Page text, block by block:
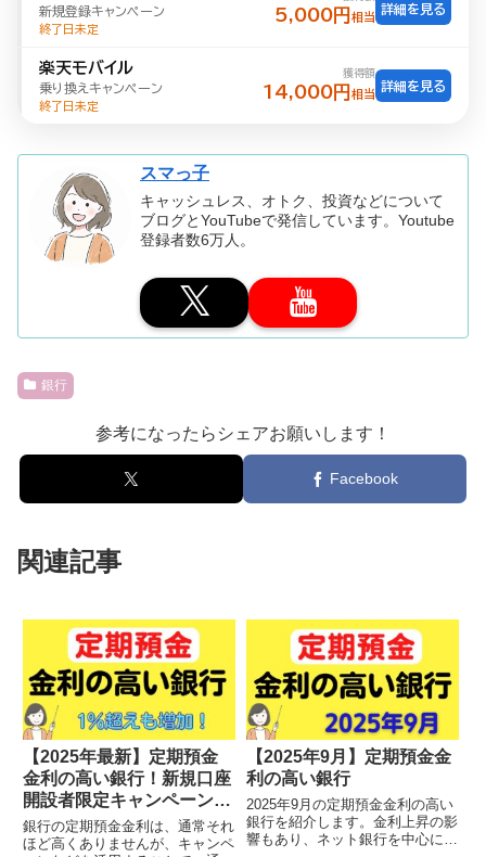
新規登録キャンペーン
終了日未定
5,000円 相当
詳細を見る
楽天モバイル
乗り換えキャンペーン
終了日未定
獲得額
14,000円 相当
詳細を見る
スマっ子
キャッシュレス、オトク、投資などについて
ブログとYouTubeで発信しています。Youtube
登録者数6万人。
銀行
参考になったらシェアお願いします！
Facebook
関連記事
【2025年最新】定期預金
金利の高い銀行！新規口座
開設者限定キャンペーンも
高金利
銀行の定期預金金利は、通常それ
ほど高くありませんが、キャンペ
【2025年9月】定期預金金
利の高い銀行
2025年9月の定期預金金利の高い
銀行を紹介します。金利上昇の影
響もあり、ネット銀行を中心に、